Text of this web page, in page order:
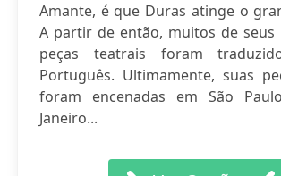
Amante, é que Duras atinge o
A partir de então, muitos de seus
peças teatrais foram
Português. Ultimamente, suas
foram encenadas em São
Janeiro...